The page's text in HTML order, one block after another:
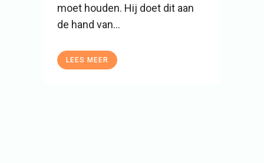
moet houden. Hij doet dit aan
de hand van...
LEES MEER